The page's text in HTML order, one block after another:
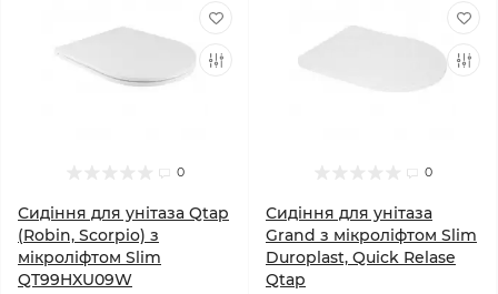
0
Сидіння для унітаза Qtap
(Robin, Scorpio) з
мікроліфтом Slim
QT99HXU09W
0
Сидіння для унітаза
Grand з мікроліфтом Slim
Duroplast, Quick Relase
Qtap